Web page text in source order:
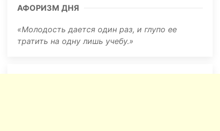
АФОРИЗМ ДНЯ
Молодость дается один раз, и глупо ее
тратить на одну лишь учебу.